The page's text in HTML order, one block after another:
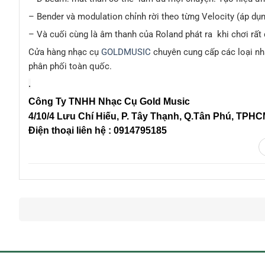
– Bender và modulation chỉnh rời theo từng Velocity (áp
– Và cuối cùng là âm thanh của Roland phát ra khi chơi rất
Cửa hàng nhạc cụ GOLDMUSIC chuyên cung cấp các loại
phân phối toàn quốc.
.
Công Ty TNHH Nhạc Cụ Gold Music
4/10/4 Lưu Chí Hiếu, P. Tây Thạnh, Q.Tân Phú,
Điện thoại liên hệ : 0914795185